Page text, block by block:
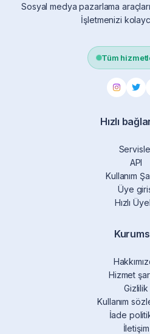
Sosyal medya pazarlama
İşletmenizi
Tüm
Hızlı
API
Kullanım
Üye
Hızlı
Hizmet
Gizlilik
Kullanım
İade
İletişim